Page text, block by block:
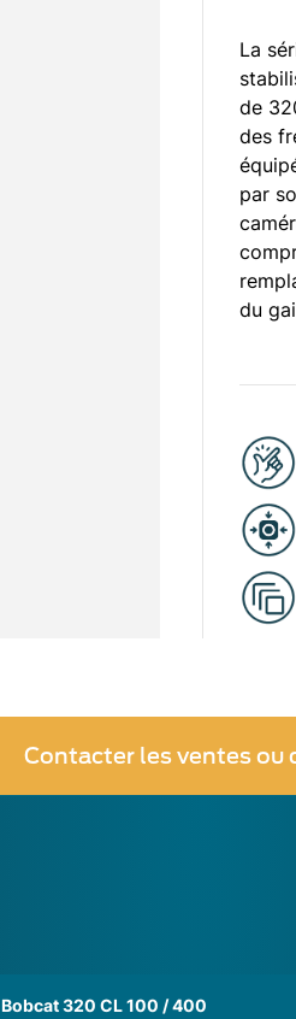
La
de
des
par
du
Contacter les ventes ou
Bobcat 320 CL 100 / 400